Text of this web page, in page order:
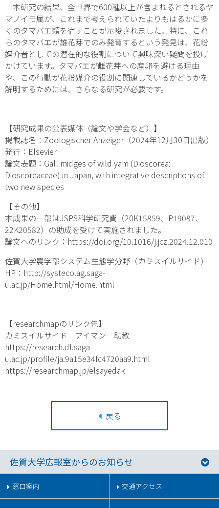
本研究の結果、全世界で600種以上が含まれるとされるヤ
マノイモ属が、これまで考えられていたよりもはるかに多
くのタマバエ類を宿すことが示唆されました。特に、これ
らのタマバエが雄花芽でのみ発育するという発見は、花粉
媒介者としての潜在的な役割について興味深い疑問を投げ
かけています。タマバエが雌花芽への産卵を避ける理由
や、この行動が花粉媒介の役割に関連しているかどうかを
解明するためには、さらなる研究が必要です。
【研究成果の公表媒体（論文や学会など）】
掲載誌名： Zoologischer Anzeiger（2024年12月30日出版）
発行：Elsevier
論文表題：Gall midges of wild yam (Dioscorea:
Dioscoreaceae) in Japan, with integrative descriptions of
two new species
【その他】
本成果の一部はJSPS科学研究費（20K15859、P19087、
22K20582）の助成を受けて実施されました。
論文へのリンク：https://doi.org/10.1016/j.jcz.2024.12.010
佐賀大学農学部システム生態学分野（カミスイルサイド）
HP： http://systeco.ag.saga-
u.ac.jp/Home.html/Home.html
【researchmapのリンク先】
カミスイルサイド アイマン 助教
https://research.dl.saga-
u.ac.jp/profile/ja.9a15e34fc4720aa9.html
https://researchmap.jp/elsayedak
戻る
佐賀大学広報室からのお知らせ
窓口案内 交通アクセス